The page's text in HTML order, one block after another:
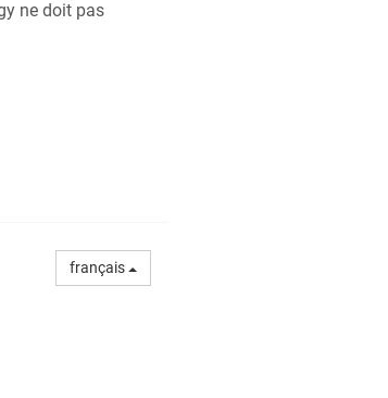
ne doit pas
français